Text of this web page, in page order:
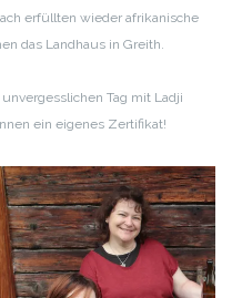
erfüllten wieder afrikanische
das Landhaus in Greith.
Tag mit Ladji
ein eigenes Zertifikat!